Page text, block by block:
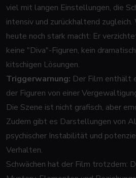
viel mit langen Einstellungen, die
intensiv und zurückhaltend zugleich.
heute noch stark macht: Er
keine "Diva"-Figuren, kein
kitschigen Lösungen.
Triggerwarnung: Der Film enthält
der Figuren von einer
Die Szene ist nicht grafisch, aber
Zudem gibt es Darstellungen von
psychischer Instabilität und
Verhalten.
Schwächen hat der Film trotzdem: